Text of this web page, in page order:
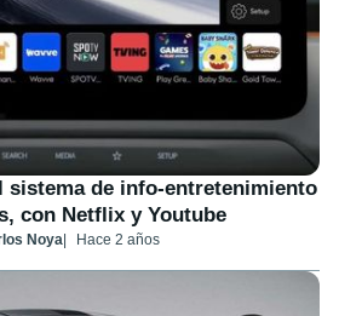
sistema de info-entretenimiento
con Netflix y Youtube
Noya Hace 2 años